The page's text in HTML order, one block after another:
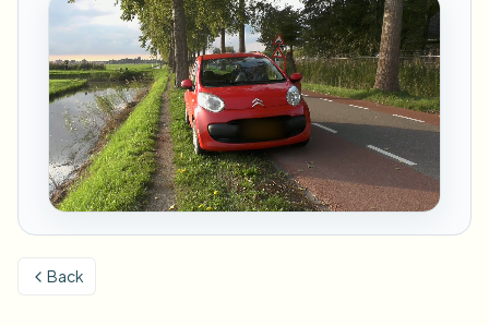
浏览完整示例库
模糊人脸
模糊车牌
模糊背景
模糊任何内容
View all features
Browse every blur tool in one place
模糊车牌
模糊人脸
企业
学校与教育
校园摄像头、讲座和地区批量隐私
媒体与娱乐
试映、发布和合规
零售与电商
资源
常见问题
博客
Whitepapers
Choose language
Back